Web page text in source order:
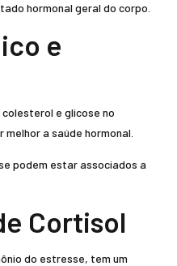
hormonal geral do corpo.
e
colesterol e glicose no
a saúde hormonal.
podem estar associados a
Cortisol
do estresse, tem um